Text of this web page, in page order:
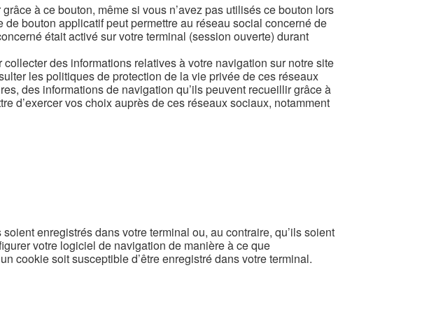
à ce bouton, même si vous n’avez pas utilisés ce bouton lors
de bouton applicatif peut permettre au réseau social concerné de
était activé sur votre terminal (session ouverte) durant
des informations relatives à votre navigation sur notre site
les politiques de protection de la vie privée de ces réseaux
des informations de navigation qu’ils peuvent recueillir grâce à
d’exercer vos choix auprès de ces réseaux sociaux, notamment
enregistrés dans votre terminal ou, au contraire, qu’ils soient
votre logiciel de navigation de manière à ce que
cookie soit susceptible d’être enregistré dans votre terminal.